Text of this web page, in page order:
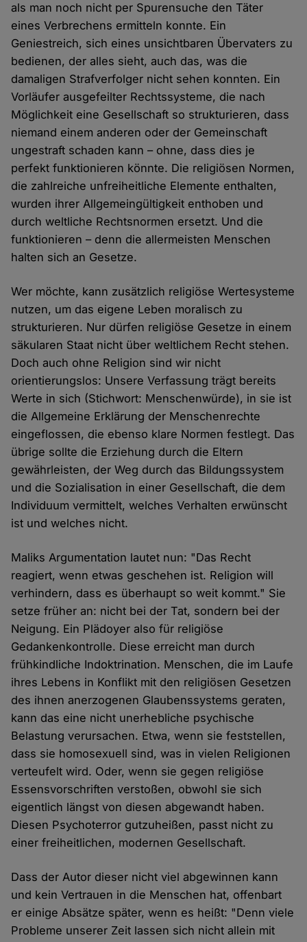
als man noch nicht per Spurensuche den Täter
eines Verbrechens ermitteln konnte. Ein
Geniestreich, sich eines unsichtbaren Übervaters zu
bedienen, der alles sieht, auch das, was die
damaligen Strafverfolger nicht sehen konnten. Ein
Vorläufer ausgefeilter Rechtssysteme, die nach
Möglichkeit eine Gesellschaft so strukturieren, dass
niemand einem anderen oder der Gemeinschaft
ungestraft schaden kann – ohne, dass dies je
perfekt funktionieren könnte. Die religiösen Normen,
die zahlreiche unfreiheitliche Elemente enthalten,
wurden ihrer Allgemeingültigkeit enthoben und
durch weltliche Rechtsnormen ersetzt. Und die
funktionieren – denn die allermeisten Menschen
halten sich an Gesetze.
Wer möchte, kann zusätzlich religiöse Wertesysteme
nutzen, um das eigene Leben moralisch zu
strukturieren. Nur dürfen religiöse Gesetze in einem
säkularen Staat nicht über weltlichem Recht stehen.
Doch auch ohne Religion sind wir nicht
orientierungslos: Unsere Verfassung trägt bereits
Werte in sich (Stichwort: Menschenwürde), in sie ist
die Allgemeine Erklärung der Menschenrechte
eingeflossen, die ebenso klare Normen festlegt. Das
übrige sollte die Erziehung durch die Eltern
gewährleisten, der Weg durch das Bildungssystem
und die Sozialisation in einer Gesellschaft, die dem
Individuum vermittelt, welches Verhalten erwünscht
ist und welches nicht.
Maliks Argumentation lautet nun: "Das Recht
reagiert, wenn etwas geschehen ist. Religion will
verhindern, dass es überhaupt so weit kommt." Sie
setze früher an: nicht bei der Tat, sondern bei der
Neigung. Ein Plädoyer also für religiöse
Gedankenkontrolle. Diese erreicht man durch
frühkindliche Indoktrination. Menschen, die im Laufe
ihres Lebens in Konflikt mit den religiösen Gesetzen
des ihnen anerzogenen Glaubenssystems geraten,
kann das eine nicht unerhebliche psychische
Belastung verursachen. Etwa, wenn sie feststellen,
dass sie homosexuell sind, was in vielen Religionen
verteufelt wird. Oder, wenn sie gegen religiöse
Essensvorschriften verstoßen, obwohl sie sich
eigentlich längst von diesen abgewandt haben.
Diesen Psychoterror gutzuheißen, passt nicht zu
einer freiheitlichen, modernen Gesellschaft.
Dass der Autor dieser nicht viel abgewinnen kann
und kein Vertrauen in die Menschen hat, offenbart
er einige Absätze später, wenn es heißt: "Denn viele
Probleme unserer Zeit lassen sich nicht allein mit